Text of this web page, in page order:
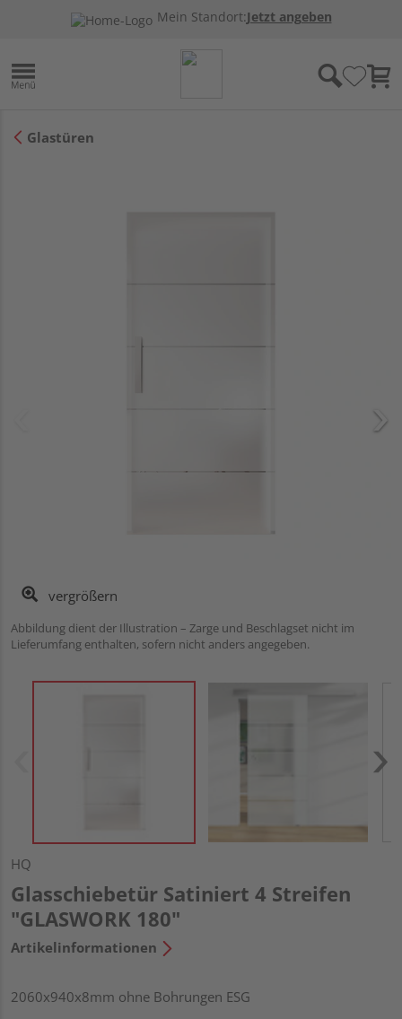
Mein Standort:Jetzt angeben
Glastüren
vergrößern
Abbildung dient der Illustration – Zarge und Beschlagset nicht im
Lieferumfang enthalten, sofern nicht anders angegeben.
HQ
Glasschiebetür Satiniert 4 Streifen
"GLASWORK 180"
Artikelinformationen
2060x940x8mm ohne Bohrungen ESG